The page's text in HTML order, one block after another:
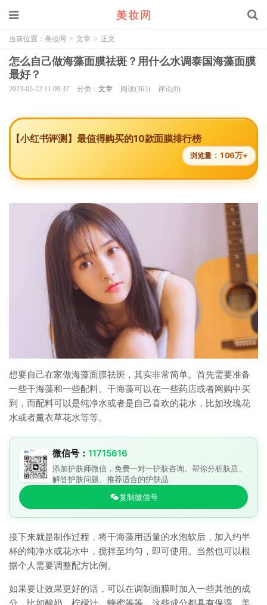
当前位置： 美妆网 > 文章 > 正文
怎么自己做海藻面膜祛斑？用什么水调泰国海藻面膜
最好？
2023-05-22 11:09:37 分类： 文章 阅读(365) 评论(0)
【小红书评测】最值得购买的10款面膜排行榜
浏览量： 106万+
想要自己在家做海藻面膜祛斑，其实非常简单。首先需要准备
一些干海藻和一些配料。干海藻可以在一些药店或者网购中买
到，而配料可以是纯净水或者是自己喜欢的花水，比如玫瑰花
水或者薰衣草花水等等。
微信号： 11715616
添加护肤师微信，免费一对一护肤咨询。帮你分析肤质、
解答护肤问题、推荐适合的护肤品
复制微信号
接下来就是制作过程，将干海藻用适量的水泡软后，加入约半
杯的纯净水或花水中，搅拌至均匀，即可使用。当然也可以根
据个人需要调整配方比例。
如果要让效果更好的话，可以在调制面膜时加入一些其他的成